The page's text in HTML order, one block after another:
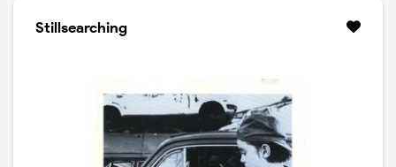
Stillsearching